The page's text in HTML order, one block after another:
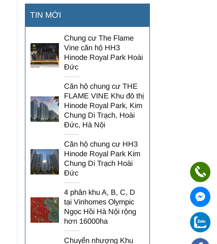
TIN MỚI
Chung cư The Flame
Vine căn hộ HH3
Hinode Royal Park Hoài
Đức
Căn hộ chung cư THE
FLAME VINE Khu đô thị
Hinode Royal Park, Kim
Chung Di Trạch, Hoài
Đức, Hà Nội
Căn hộ chung cư HH3
Hinode Royal Park Kim
Chung Di Trạch Hoài
Đức
4 phân khu A, B, C, D
tại Vinhomes Olympic
Ngọc Hồi Hà Nội rộng
hơn 16000ha
Chuyển nhượng Khu